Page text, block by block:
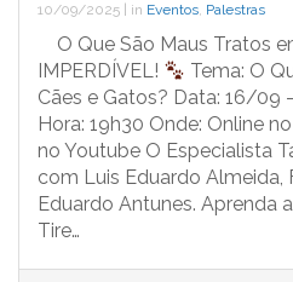
10/09/2025 in Eventos, Palestras
O Que São Maus Tratos
IMPERDÍVEL!
Tema: O
Cães e Gatos? Data: 16/09
Hora: 19h30 Onde: Online
no Youtube O Especialista
com Luis Eduardo Almeida,
Eduardo Antunes. Aprenda
Tire…